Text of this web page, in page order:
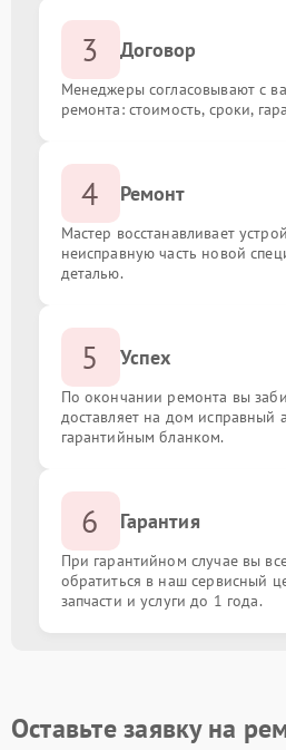
3 Договор
Менеджеры согласовывают с
ремонта: стоимость, сроки,
4 Ремонт
Мастер восстанавливает
неисправную часть новой
деталью.
5 Успех
По окончании ремонта вы
доставляет на дом исправный
гарантийным бланком.
6 Гарантия
При гарантийном случае вы
обратиться в наш сервисный
запчасти и услуги до 1 года.
Оставьте заявку на